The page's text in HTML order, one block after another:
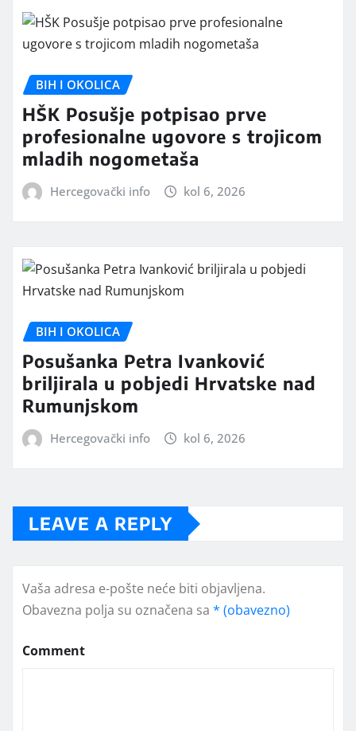
BIH I OKOLICA
HŠK Posušje potpisao prve
profesionalne ugovore s trojicom
mladih nogometaša
Hercegovački info kol 6, 2026
BIH I OKOLICA
Posušanka Petra Ivanković
briljirala u pobjedi Hrvatske nad
Rumunjskom
Hercegovački info kol 6, 2026
LEAVE A REPLY
Vaša adresa e-pošte neće biti objavljena.
Obavezna polja su označena sa * (obavezno)
Comment